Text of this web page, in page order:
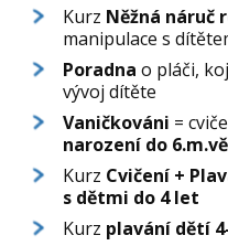
Kurz Něžná náruč
manipulace s
Poradna o pláči,
vývoj dítěte
Vaničkováni =
narození do
Kurz Cvičení +
s dětmi do 4 let
Kurz plavání dětí